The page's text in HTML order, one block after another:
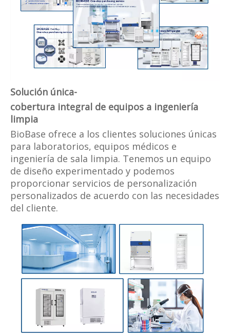
Solución única-
cobertura integral de equipos a ingeniería
limpia
BioBase ofrece a los clientes soluciones únicas
para laboratorios, equipos médicos e
ingeniería de sala limpia. Tenemos un equipo
de diseño experimentado y podemos
proporcionar servicios de personalización
personalizados de acuerdo con las necesidades
del cliente.